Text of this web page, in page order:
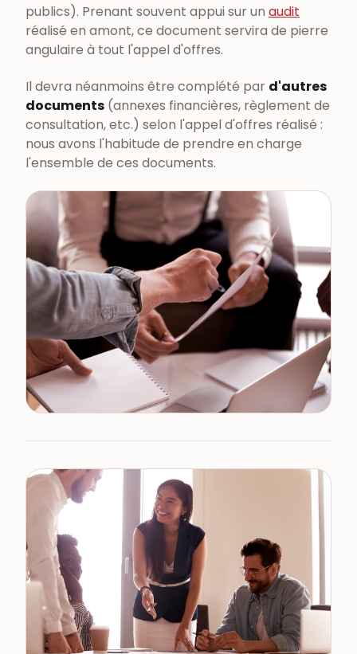
publics). Prenant souvent appui sur un audit
réalisé en amont, ce document servira de pierre
angulaire à tout l'appel d'offres.
Il devra néanmoins être complété par d'autres
documents (annexes financières, règlement de
consultation, etc.) selon l'appel d'offres réalisé :
nous avons l'habitude de prendre en charge
l'ensemble de ces documents.